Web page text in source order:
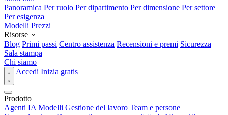
Panoramica Per ruolo Per dipartimento Per dimensione Per settore
Per esigenza
Modelli Prezzi
Risorse
Blog Primi passi Centro assistenza Recensioni e premi Sicurezza
Sala stampa
Chi siamo
Accedi Inizia gratis
Prodotto
Agenti IA Modelli Gestione del lavoro Team e persone